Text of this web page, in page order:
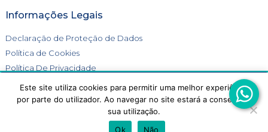
Informações Legais
Declaração de Proteção de Dados
Política de Cookies
Política De Privacidade
Livro de Reclamações
Este site utiliza cookies para melhorar a tua experiência.
Aceitas a utilização de cookies?
ACEITAR REJEITAR
Este site utiliza cookies para permitir uma melhor experiência
por parte do utilizador. Ao navegar no site estará a consentir a
sua utilização.
Ok
Não